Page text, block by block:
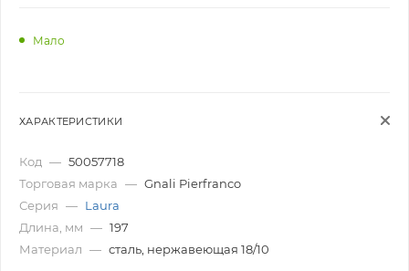
Мало
ХАРАКТЕРИСТИКИ
Код — 50057718
Торговая марка — Gnali Pierfranco
Серия — Laura
Длина, мм — 197
Материал — сталь, нержавеющая 18/10